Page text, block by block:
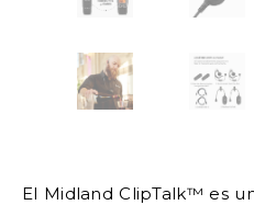
El Midland ClipTalk™ es